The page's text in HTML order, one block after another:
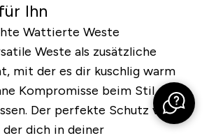
Ihn
Wattierte Weste
Weste als zusätzliche
mit der es dir kuschlig warm
Kompromisse beim Stil
Der perfekte Schutz vor
der dich in deiner